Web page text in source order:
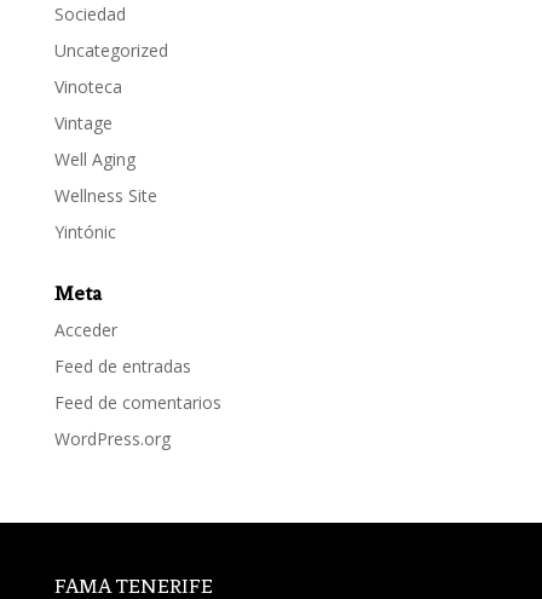
Sociedad
Uncategorized
Vinoteca
Vintage
Well Aging
Wellness Site
Yintónic
Meta
Acceder
Feed de entradas
Feed de comentarios
WordPress.org
FAMA TENERIFE